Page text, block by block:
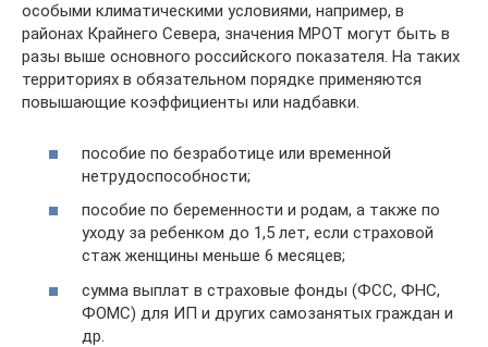
особыми климатическими условиями, например, в
районах Крайнего Севера, значения МРОТ могут быть в
разы выше основного российского показателя. На таких
территориях в обязательном порядке применяются
повышающие коэффициенты или надбавки.
пособие по безработице или временной
нетрудоспособности;
пособие по беременности и родам, а также по
уходу за ребенком до 1,5 лет, если страховой
стаж женщины меньше 6 месяцев;
сумма выплат в страховые фонды (ФСС, ФНС,
ФОМС) для ИП и других самозанятых граждан и
др.